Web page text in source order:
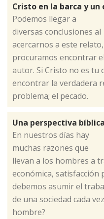
Cristo en la barca y
​Podemos llegar a
diversas conclusiones al
acercarnos a este
procuramos encontrar
autor. Si Cristo no es tu
encontrar la verdadera
problema; el pecado.
Una perspectiva
​En nuestros días hay
muchas razones que
llevan a los hombres a
económica, satisfacción
debemos asumir el
de una sociedad cada
hombre?